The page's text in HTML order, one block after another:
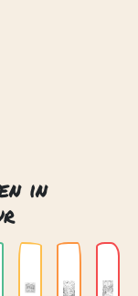
in